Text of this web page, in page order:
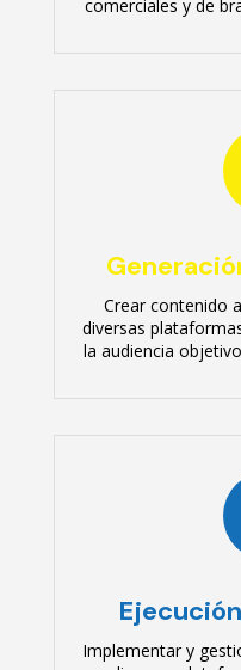
comerciales y de
Crear contenido
diversas
la audiencia
Implementar y